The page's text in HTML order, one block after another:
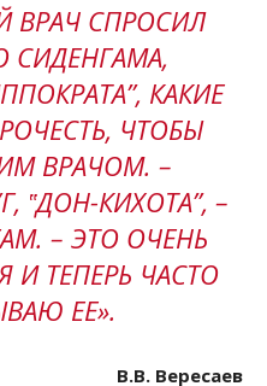
ВРАЧ СПРОСИЛ
СИДЕНГАМА,
КАКИЕ
ЧТОБЫ
ВРАЧОМ. –
‟ДОН-КИХОТА”, –
– ЭТО ОЧЕНЬ
И ТЕПЕРЬ ЧАСТО
ЕЕ».
В.В. Вересаев